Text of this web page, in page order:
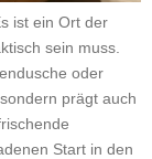
ist ein Ort der
sein muss.
oder
prägt auch
Start in den